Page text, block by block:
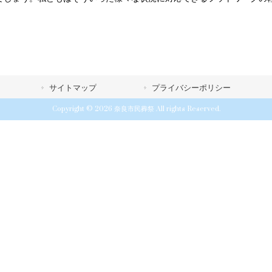
サイトマップ プライバシーポリシー
Copyright © 2026 奈良市民葬祭 All rights Reserved.